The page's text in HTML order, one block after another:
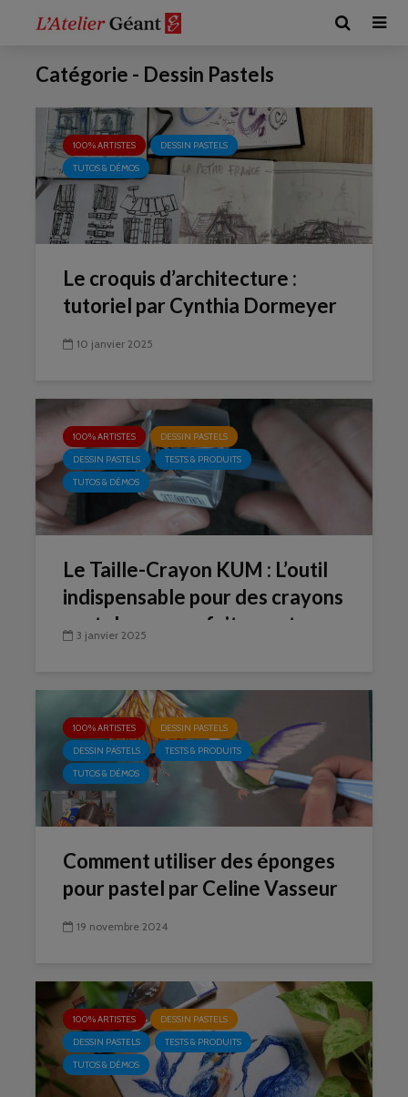
Catégorie - Dessin Pastels
100% ARTISTES
DESSIN PASTELS
TUTOS & DÉMOS
Le croquis d’architecture :
tutoriel par Cynthia Dormeyer
10 janvier 2025
100% ARTISTES
DESSIN PASTELS
DESSIN PASTELS
TESTS & PRODUITS
TUTOS & DÉMOS
Le Taille-Crayon KUM : L’outil
indispensable pour des crayons
pastels secs parfaitement
3 janvier 2025
100% ARTISTES
DESSIN PASTELS
DESSIN PASTELS
TESTS & PRODUITS
TUTOS & DÉMOS
Comment utiliser des éponges
pour pastel par Celine Vasseur
19 novembre 2024
100% ARTISTES
DESSIN PASTELS
DESSIN PASTELS
TESTS & PRODUITS
TUTOS & DÉMOS